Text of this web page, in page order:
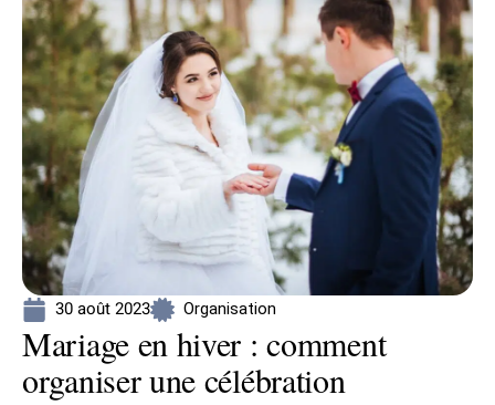
30 août 2023 Organisation
Mariage en hiver : comment
organiser une célébration